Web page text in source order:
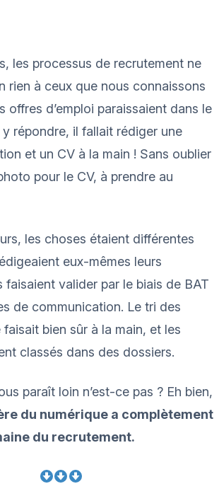
les processus de recrutement ne
rien à ceux que nous connaissons
offres d’emploi paraissaient dans le
répondre, il fallait rédiger une
et un CV à la main ! Sans oublier
pour le CV, à prendre au
les choses étaient différentes
eux-mêmes leurs
faisaient valider par le biais de BAT
de communication. Le tri des
bien sûr à la main, et les
classés dans des dossiers.
paraît loin n’est-ce pas ? Eh bien,
du numérique a complètement
du recrutement.